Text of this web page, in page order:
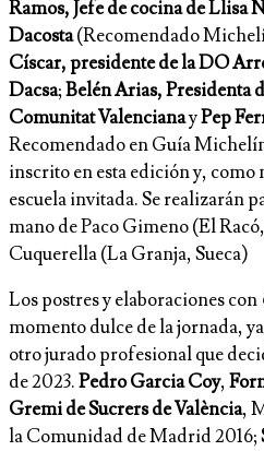
Ramos, Jefe de cocina de Llisa
Dacosta(Recomendado
Císcar, presidente de la DO
Dacsa;Belén Arias, Presidenta
Comunitat ValencianayPep
Recomendado en Guía
inscrito en esta edición y,
escuela invitada. Se realizarán
mano de Paco Gimeno (El
Cuquerella (La Granja, Sueca)
Los postres y elaboraciones con
momento dulce de la jornada,
otro jurado profesional que
de 2023.Pedro Garcia Coy,
Gremi de Sucrers de València,
la Comunidad de Madrid 2016;